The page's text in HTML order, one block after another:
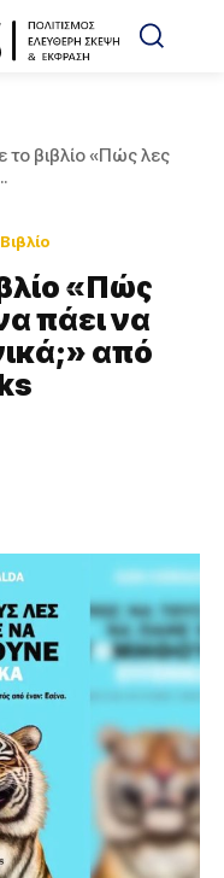
το βιβλίο «Πώς λες
Βιβλίο
«Πώς
πάει να
από